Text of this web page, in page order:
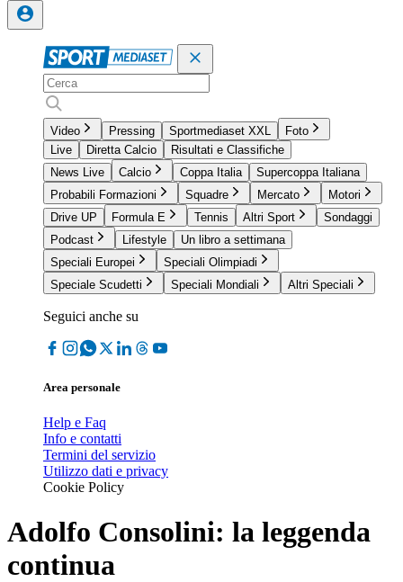
Video Pressing Sportmediaset XXL
Foto
Live
Diretta Calcio
Risultati e Classifiche
News Live
Calcio Coppa Italia
Supercoppa Italiana
Probabili Formazioni
Squadre Mercato
Motori
Drive UP
Formula E Tennis Altri Sport
Sondaggi
Podcast
Lifestyle
Un libro a settimana
Speciali Europei
Speciali Olimpiadi
Speciale Scudetti
Speciali Mondiali Altri Speciali
Seguici anche su
Area personale
Help e Faq
Info e contatti
Termini del servizio
Utilizzo dati e privacy
Cookie Policy
Adolfo Consolini: la leggenda
continua